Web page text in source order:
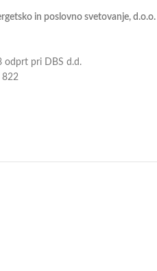
in poslovno svetovanje, d.o.o.
odprt pri DBS d.d.
822